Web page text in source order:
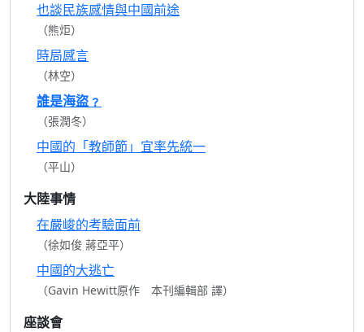
也談民族感情與中國前途
（熊炬）
時局感言
（林空）
誰是海盜﹖
（張潤冬）
中國的「教師節」宜率先統一
（平山）
大陸事情
在嚴峻的考驗面前
（徐如俊 蔣亞平）
中國的大逃亡
（Gavin Hewitt原作 本刊編輯部 譯）
座談會